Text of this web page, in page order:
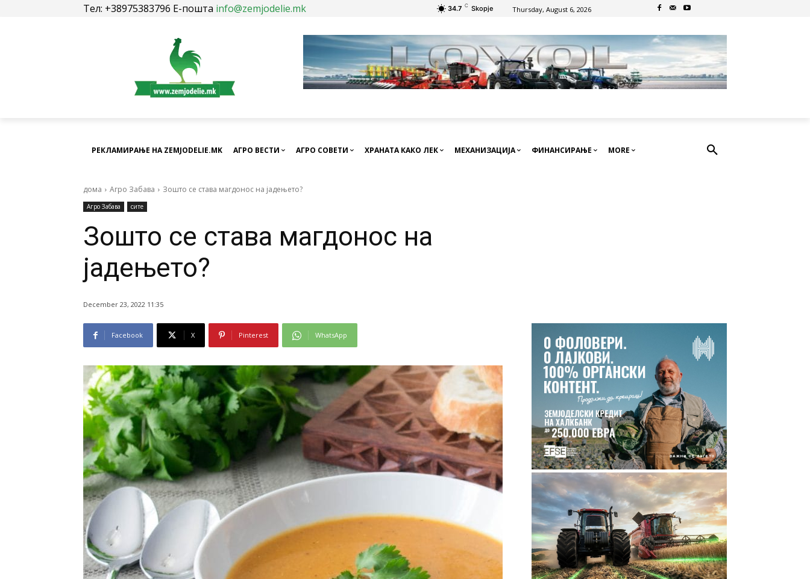
Тел: +38975383796 Е-пошта info@zemjodelie.mk 34.7 C Skopje Thursday, August 6, 2026
РЕКЛАМИРАЊЕ НА ZEMJODELIE.MK АГРО ВЕСТИ АГРО СОВЕТИ ХРАНАТА КАКО ЛЕК МЕХАНИЗАЦИЈА ФИНАНСИРАЊЕ MORE
дома Агро Забава Зошто се става магдонос на јадењето?
Агро Забава сите
Зошто се става магдонос на
јадењето?
December 23, 2022 11:35
Facebook X Pinterest WhatsApp